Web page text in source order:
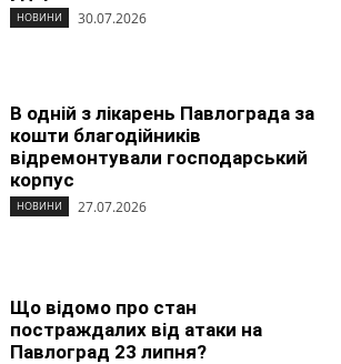
НОВИНИ 30.07.2026
В одній з лікарень Павлограда за
кошти благодійників
відремонтували господарський
корпус
НОВИНИ 27.07.2026
Що відомо про стан
постраждалих від атаки на
Павлоград 23 липня?